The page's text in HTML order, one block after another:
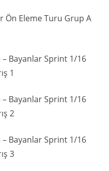
Ön Eleme Turu Grup A
– Bayanlar Sprint 1/16
1
– Bayanlar Sprint 1/16
2
– Bayanlar Sprint 1/16
3